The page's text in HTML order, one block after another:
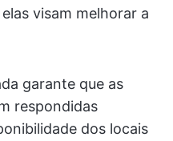
visam melhorar a
garante que as
respondidas
dos locais